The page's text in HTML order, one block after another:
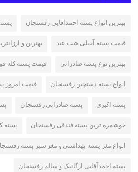
بهترین انواع پسته احمدآقایی رفسنجان
قیمت پسته آجیلی شب عید بهترین و
بهترین نوع پسته صادراتی قیمت پسته کله
انواع پسته دستچین رفسنجان قیمت امروز
پسته اکبری پسته صادراتی رفسنجان
خوشمزه ترین پسته فندقی رفسنجان پسته
انواع مغز پسته بهداشتی و مغز سبز پسته
پسته احمدآقایی ارگانیک و سالم رفسنجان